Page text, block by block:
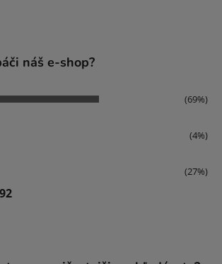
náš e-shop?
(69%)
(4%)
(27%)